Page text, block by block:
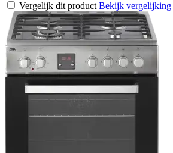
Vergelijk dit product Bekijk vergelijking